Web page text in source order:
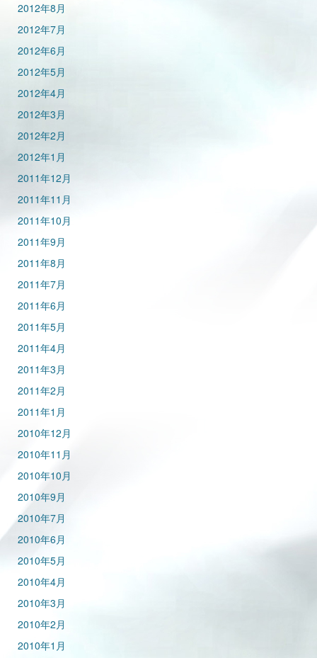
2012年8月
2012年7月
2012年6月
2012年5月
2012年4月
2012年3月
2012年2月
2012年1月
2011年12月
2011年11月
2011年10月
2011年9月
2011年8月
2011年7月
2011年6月
2011年5月
2011年4月
2011年3月
2011年2月
2011年1月
2010年12月
2010年11月
2010年10月
2010年9月
2010年7月
2010年6月
2010年5月
2010年4月
2010年3月
2010年2月
2010年1月